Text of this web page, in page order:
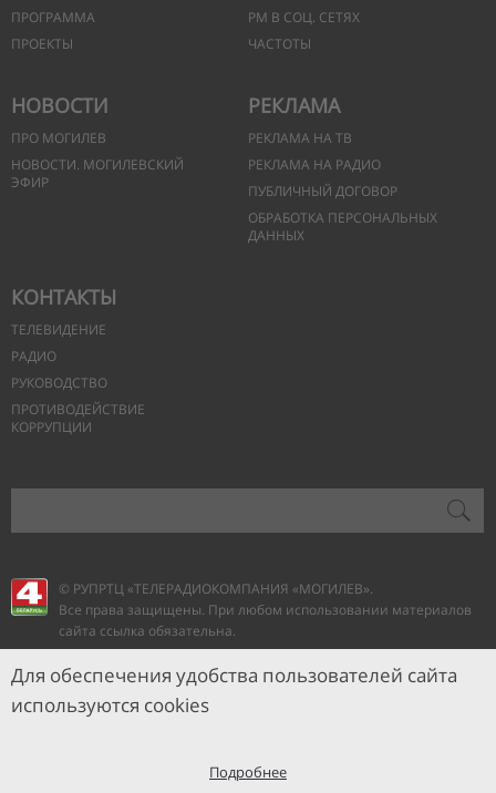
ПРОГРАММА
ПРОЕКТЫ
РМ В СОЦ. СЕТЯХ
ЧАСТОТЫ
НОВОСТИ
ПРО МОГИЛЕВ
НОВОСТИ. МОГИЛЕВСКИЙ
ЭФИР
РЕКЛАМА
РЕКЛАМА НА ТВ
РЕКЛАМА НА РАДИО
ПУБЛИЧНЫЙ ДОГОВОР
ОБРАБОТКА ПЕРСОНАЛЬНЫХ
ДАННЫХ
КОНТАКТЫ
ТЕЛЕВИДЕНИЕ
РАДИО
РУКОВОДСТВО
ПРОТИВОДЕЙСТВИЕ
КОРРУПЦИИ
© РУПРТЦ «ТЕЛЕРАДИОКОМПАНИЯ «МОГИЛЕВ».
Все права защищены. При любом использовании материалов
сайта ссылка обязательна.
Для обеспечения удобства пользователей сайта
используются cookies
Подробнее